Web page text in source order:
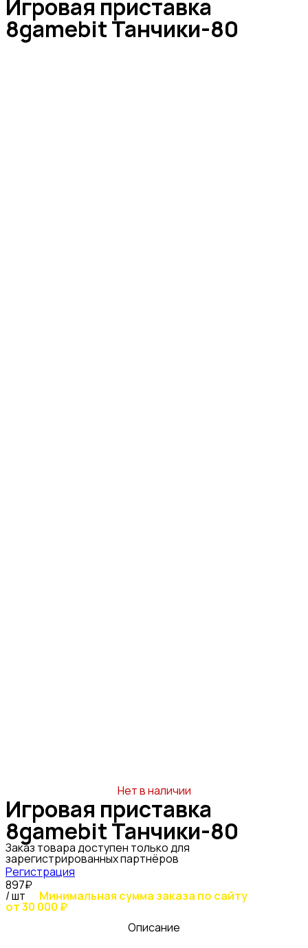
Игровая приставка
8gamebit Танчики-80
Нет в наличии
Игровая приставка
8gamebit Танчики-80
Заказ товара доступен только для
зарегистрированных партнёров
Регистрация
897₽
/ шт Минимальная сумма заказа по сайту
от 30 000 ₽
Описание